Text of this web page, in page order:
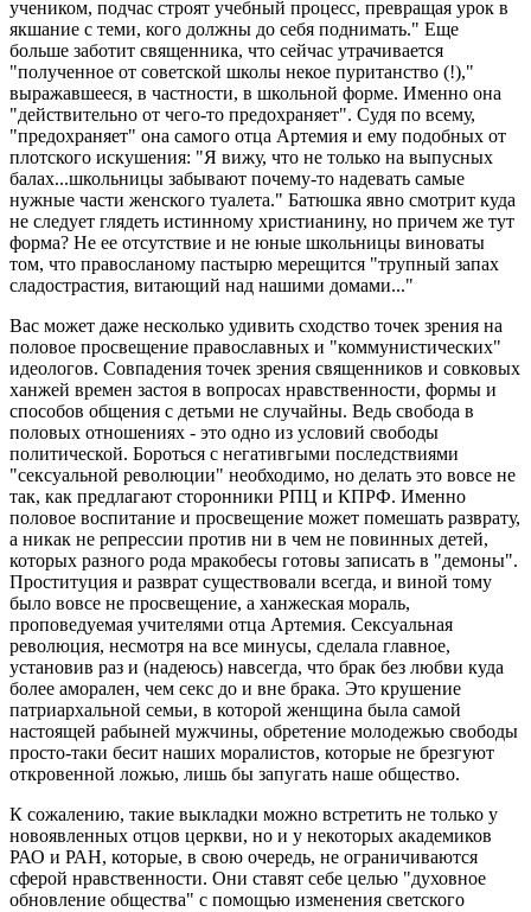
учеником, подчас строят учебный процесс, превращая урок в
якшание с теми, кого должны до себя поднимать." Еще
больше заботит священника, что сейчас утрачивается
"полученное от советской школы некое пуританство (!),"
выражавшееся, в частности, в школьной форме. Именно она
"действительно от чего-то предохраняет". Судя по всему,
"предохраняет" она самого отца Артемия и ему подобных от
плотского искушения: "Я вижу, что не только на выпусных
балах...школьницы забывают почему-то надевать самые
нужные части женского туалета." Батюшка явно смотрит куда
не следует глядеть истинному христианину, но причем же тут
форма? Не ее отсутствие и не юные школьницы виноваты
том, что правосланому пастырю мерещится "трупный запах
сладострастия, витающий над нашими домами..."
Вас может даже несколько удивить сходство точек зрения на
половое просвещение православных и "коммунистических"
идеологов. Cовпадения точек зрения священников и совковых
ханжей времен застоя в вопросах нравственности, формы и
способов общения с детьми не случайны. Ведь свобода в
половых отношениях - это одно из условий свободы
политической. Бороться с негативгыми последствиями
"сексуальной революции" необходимо, но делать это вовсе не
так, как предлагают сторонники РПЦ и КПРФ. Именно
половое воспитание и просвещение может помешать разврату,
а никак не репрессии против ни в чем не повинных детей,
которых разного рода мракобесы готовы записать в "демоны".
Проституция и разврат существовали всегда, и виной тому
было вовсе не просвещение, а ханжеская мораль,
проповедуемая учителями отца Артемия. Сексуальная
революция, несмотря на все минусы, сделала главное,
установив раз и (надеюсь) навсегда, что брак без любви куда
более аморален, чем секс до и вне брака. Это крушение
патриархальной семьи, в которой женщина была самой
настоящей рабыней мужчины, обретение молодежью свободы
просто-таки бесит наших моралистов, которые не брезгуют
откровенной ложью, лишь бы запугать наше общество.
К сожалению, такие выкладки можно встретить не только у
новоявленных отцов церкви, но и у некоторых академиков
РАО и РАН, которые, в свою очередь, не ограничиваются
сферой нравственности. Они ставят себе целью "духовное
обновление общества" с помощью изменения светского